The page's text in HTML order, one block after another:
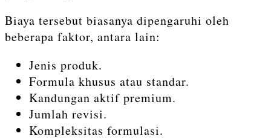
Biaya tersebut biasanya dipengaruhi oleh
beberapa faktor, antara lain:
Jenis produk.
Formula khusus atau standar.
Kandungan aktif premium.
Jumlah revisi.
Kompleksitas formulasi.